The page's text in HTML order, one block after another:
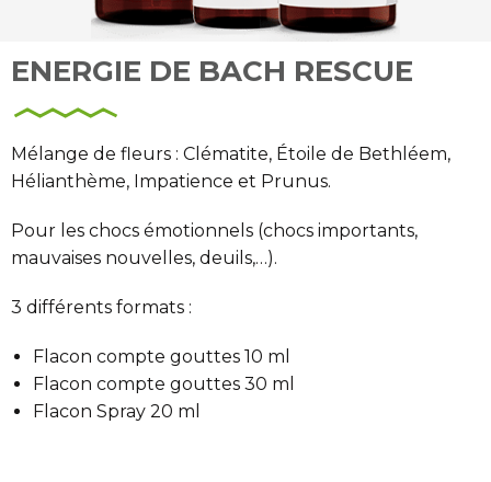
ENERGIE DE BACH RESCUE
Mélange de fleurs : Clématite, Étoile de Bethléem,
Hélianthème, Impatience et Prunus.
Pour les chocs émotionnels (chocs importants,
mauvaises nouvelles, deuils,…).
3 différents formats :
Flacon compte gouttes 10 ml
Flacon compte gouttes 30 ml
Flacon Spray 20 ml